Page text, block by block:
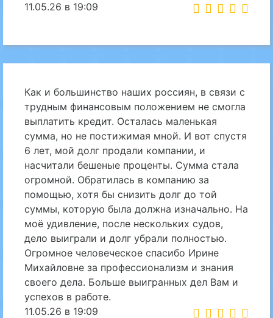
11.05.26 в 19:09
Как и большинство наших россиян, в связи с
трудным финансовым положением не смогла
выплатить кредит. Осталась маленькая
сумма, но не постижимая мной. И вот спустя
6 лет, мой долг продали компании, и
насчитали бешеные проценты. Сумма стала
огромной. Обратилась в компанию за
помощью, хотя бы снизить долг до той
суммы, которую была должна изначально. На
моё удивление, после нескольких судов,
дело выиграли и долг убрали полностью.
Огромное человеческое спасибо Ирине
Михайловне за профессионализм и знания
своего дела. Больше выигранных дел Вам и
успехов в работе.
11.05.26 в 19:09